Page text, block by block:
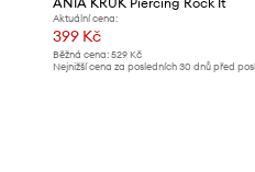
Aktuální cena:
399 Kč
Běžná cena: 529 Kč
Nejnižší cena za posledních 30 dnů před